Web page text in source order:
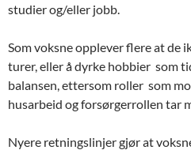
studier og/eller jobb.
Som voksne opplever flere at de
turer, eller å dyrke hobbier som
balansen, ettersom roller som
husarbeid og forsørgerrollen tar
Nyere retningslinjer gjør at